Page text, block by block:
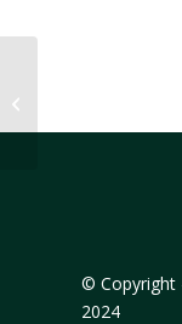
© Copyright
2024
ASSOCIATIONS DU